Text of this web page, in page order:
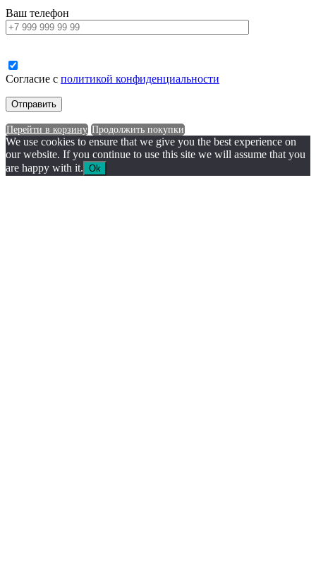
Ваш телефон
Согласие с политикой конфиденциальности
Перейти в корзину Продолжить покупки
We use cookies to ensure that we give you the best experience on
our website. If you continue to use this site we will assume that you
are happy with it. Ok